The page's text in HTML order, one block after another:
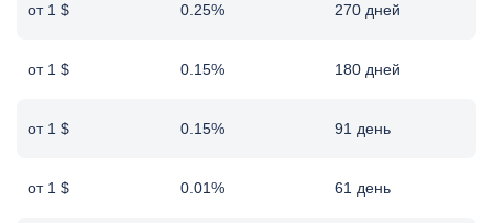
от 1 $ 0.25% 270 дней
от 1 $ 0.15% 180 дней
от 1 $ 0.15% 91 день
от 1 $ 0.01% 61 день